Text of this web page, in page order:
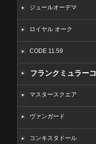
ジュールオーデマ
ロイヤル オーク
CODE 11.59
フランクミュラーコ
ピーマスタースクエア
ヴァンガード
コンキスタドール